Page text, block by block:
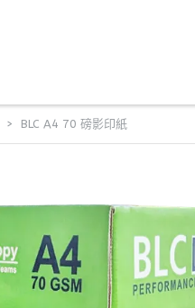
BLC A4 70 磅影印紙